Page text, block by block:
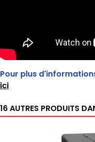
Pour plus
ici
16 AUTRES PRODUITS